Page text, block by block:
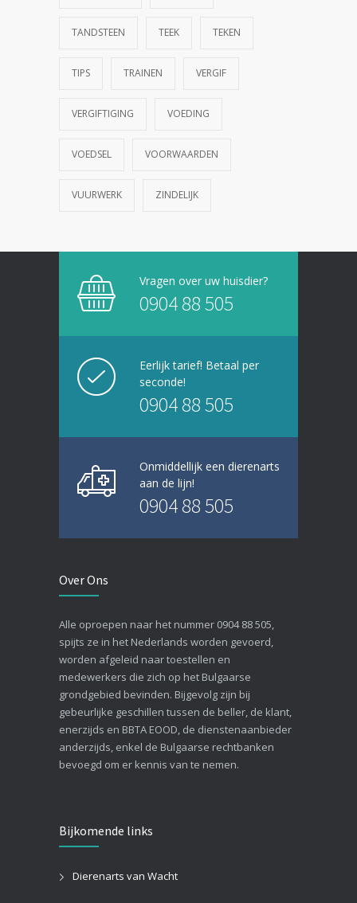
TANDSTEEN TEEK TEKEN
TIPS TRAINEN VERGIF
VERGIFTIGING VOEDING
VOEDSEL VOORWAARDEN
VUURWERK ZINDELIJK
Vragen over uw huisdier?
0904 88 505
Eerlijk tarief! Betaal per
seconde!
0904 88 505
Onmiddellijk een dierenarts
aan de lijn!
0904 88 505
Over Ons
Alle oproepen naar het nummer 0904 88 505,
spijts ze in het Nederlands worden gevoerd,
worden afgeleid naar toestellen en
medewerkers die zich op het Bulgaarse
grondgebied bevinden. Bijgevolg zijn bij
gebeurlijke geschillen tussen de beller, de klant,
enerzijds en BBTA EOOD, de dienstenaanbieder
anderzijds, enkel de Bulgaarse rechtbanken
bevoegd om er kennis van te nemen.
Bijkomende links
Dierenarts van Wacht